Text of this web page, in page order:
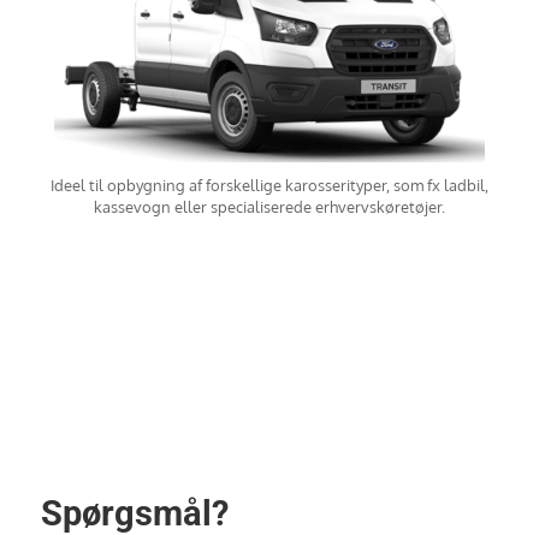
Ideel til opbygning af forskellige karosserityper, som fx ladbil,
kassevogn eller specialiserede erhvervskøretøjer.
Spørgsmål?